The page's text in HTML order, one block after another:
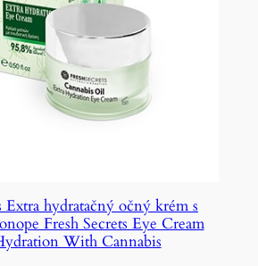
Extra hydratačný očný krém s
Fresh Secrets Eye Cream
With Cannabis